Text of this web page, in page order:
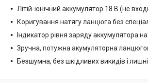
Літій-іонічний аккумулятор 18 В (не
Коригування натягу ланцюга без
Індикатор рівня заряду аккумулятора
Зручна, потужна акумуляторна
Безшумна, без шкідливих викидів і